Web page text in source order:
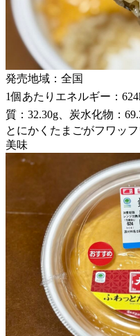
発売地域：全国
1個あたりエネルギー：
質：32.30g、炭水化物：
とにかくたまごがフワッ
美味